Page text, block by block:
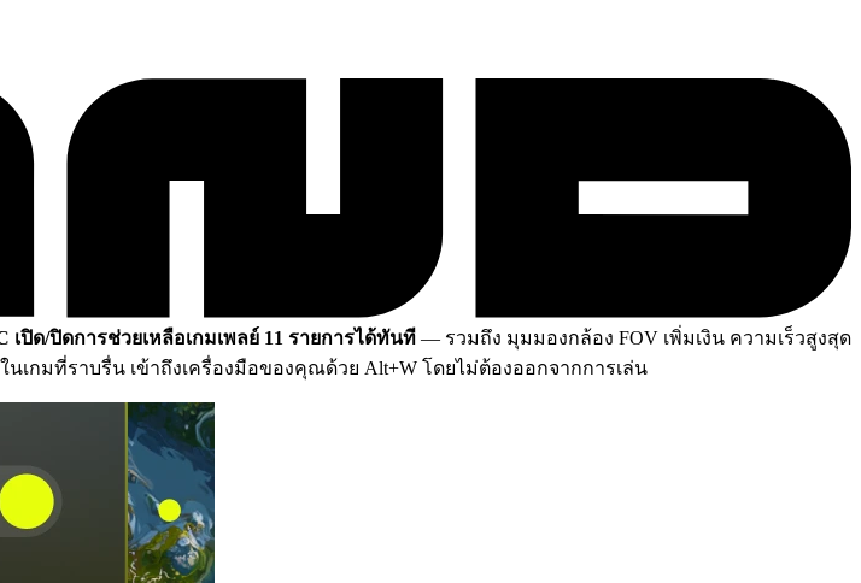
เปิด/ปิดการช่วยเหลือเกมเพลย์ 11 รายการได้ทันที — รวมถึง มุมมองกล้อง FOV เพิ่มเงิน ความเร็วสูงสุด
นเกมที่ราบรื่น เข้าถึงเครื่องมือของคุณด้วย Alt+W โดยไม่ต้องออกจากการเล่น